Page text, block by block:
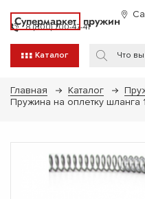
Супермаркет пружин
8 (800) 700-47-41
Каталог
Главная Каталог
Пружина на оплетку шланга